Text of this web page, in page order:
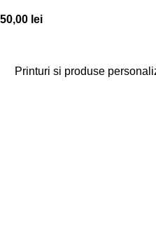
50,00 lei
Printuri si produse